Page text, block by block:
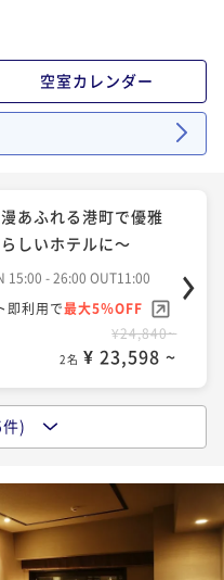
ご予約がお得☆7階
ングをご堪能♪
即利用で最大5％OFF
¥31,234~
2名 ¥ 29,672 ~
あふれる港町で優雅
15:00 - 26:00 OUT11:00
即利用で
¥ 31,245 ~
層階＆函館山側、こ
空室カレンダー
あふれる港町で優雅
しいホテルに～
15:00 - 26:00 OUT11:00
即利用で最大5％OFF
¥24,840~
2名 ¥ 23,598 ~
】＜朝食付＞17時IN
OUT10:00
即利用で最大2％OFF
¥29,600~
)